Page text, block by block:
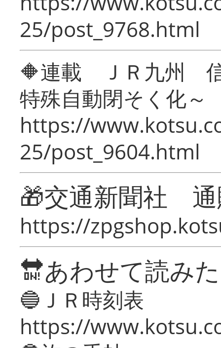
25/post_9768.html
🔶連載 ＪＲ九州 信
特殊自動閉そく化～
https://
25/post_9604.html
🎁交通新聞社
https://
🔛あわせて読み
🔵ＪＲ時刻表
https://